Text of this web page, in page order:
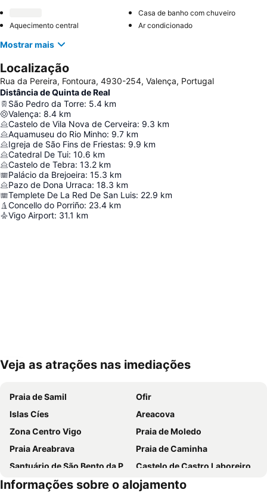
Casa de banho com chuveiro
Aquecimento central
Ar condicionado
Mostrar mais
Localização
Rua da Pereira, Fontoura, 4930-254, Valença, Portugal
Distância de Quinta de Real
São Pedro da Torre: 5.4 km
Valença: 8.4 km
Castelo de Vila Nova de Cerveira: 9.3 km
Aquamuseu do Rio Minho: 9.7 km
Igreja de São Fins de Friestas: 9.9 km
Catedral De Tui: 10.6 km
Castelo de Tebra: 13.2 km
Palácio da Brejoeira: 15.3 km
Pazo de Dona Urraca: 18.3 km
Templete De La Red De San Luis: 22.9 km
Concello do Porriño: 23.4 km
Vigo Airport: 31.1 km
Ampliar mapa
Veja as atrações nas imediações
Praia de Samil
Ofir
Islas Cíes
Areacova
Zona Centro Vigo
Praia de Moledo
Praia Areabrava
Praia de Caminha
Santuário de São Bento da Porta Aberta
Castelo de Castro Laboreiro
Playa de Barra
Parque Nacional da Peneda-Gerês
Informações sobre o alojamento